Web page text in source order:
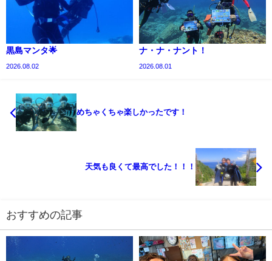
黒島マンタ🌟
2026.08.02
ナ・ナ・ナント！
2026.08.01
めちゃくちゃ楽しかったです！
天気も良くて最高でした！！！
おすすめの記事